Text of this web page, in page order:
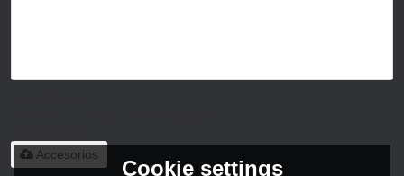
Accesorios
Cookie settings